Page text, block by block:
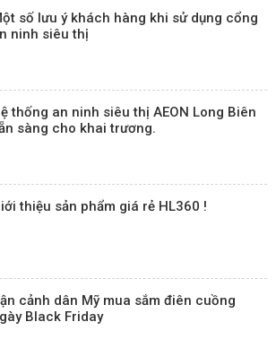
số lưu ý khách hàng khi sử dụng cổng
ninh siêu thị
thống an ninh siêu thị AEON Long Biên
sàng cho khai trương.
thiệu sản phẩm giá rẻ HL360 !
cảnh dân Mỹ mua sắm điên cuồng
Black Friday